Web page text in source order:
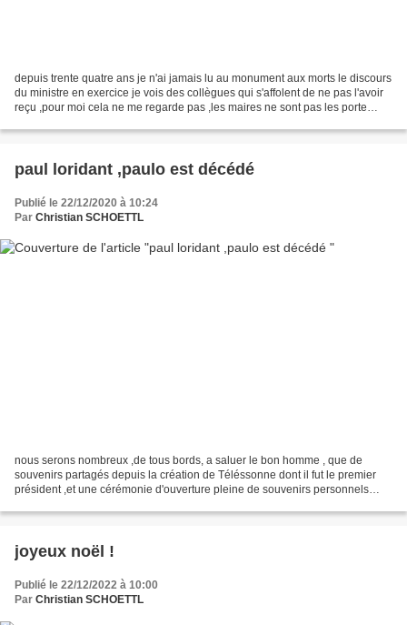
depuis trente quatre ans je n'ai jamais lu au monument aux morts le discours
du ministre en exercice je vois des collègues qui s'affolent de ne pas l'avoir
reçu ,pour moi cela ne me regarde pas ,les maires ne sont pas les porte
paul loridant ,paulo est décédé
Publié le 22/12/2020 à 10:24
Par Christian SCHOETTL
nous serons nombreux ,de tous bords, a saluer le bon homme , que de
souvenirs partagés depuis la création de Téléssonne dont il fut le premier
président ,et une cérémonie d'ouverture pleine de souvenirs personnels
joyeux noël !
Publié le 22/12/2022 à 10:00
Par Christian SCHOETTL